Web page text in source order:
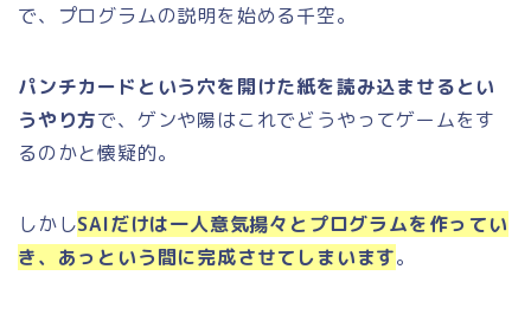
で、プログラムの説明を始める千空。
パンチカードという穴を開けた紙を読み込ませるとい
うやり方で、ゲンや陽はこれでどうやってゲームをす
るのかと懐疑的。
しかしSAIだけは一人意気揚々とプログラムを作ってい
き、あっという間に完成させてしまいます。